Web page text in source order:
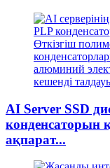
AI Server SSD
конденсаторын
ақпарат...